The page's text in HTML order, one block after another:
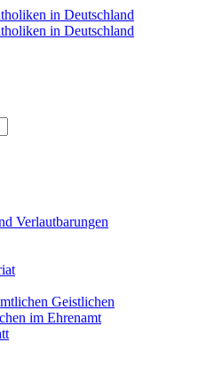
Verlautbarungen
Geistlichen
im Ehrenamt